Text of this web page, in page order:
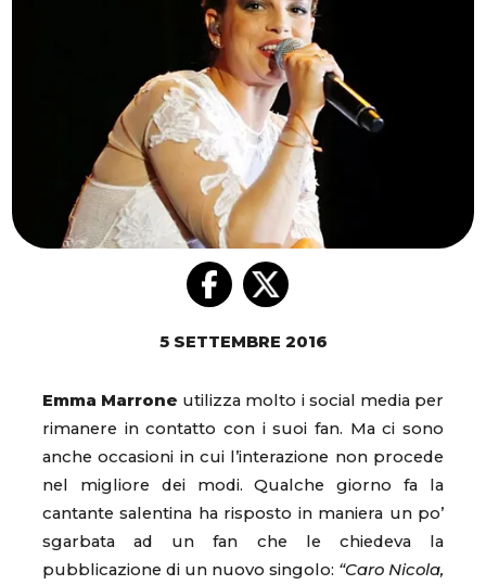
5 SETTEMBRE 2016
Emma Marrone utilizza molto i social media per
rimanere in contatto con i suoi fan. Ma ci sono
anche occasioni in cui l’interazione non procede
nel migliore dei modi. Qualche giorno fa la
cantante salentina ha risposto in maniera un po’
sgarbata ad un fan che le chiedeva la
pubblicazione di un nuovo singolo: “Caro Nicola,